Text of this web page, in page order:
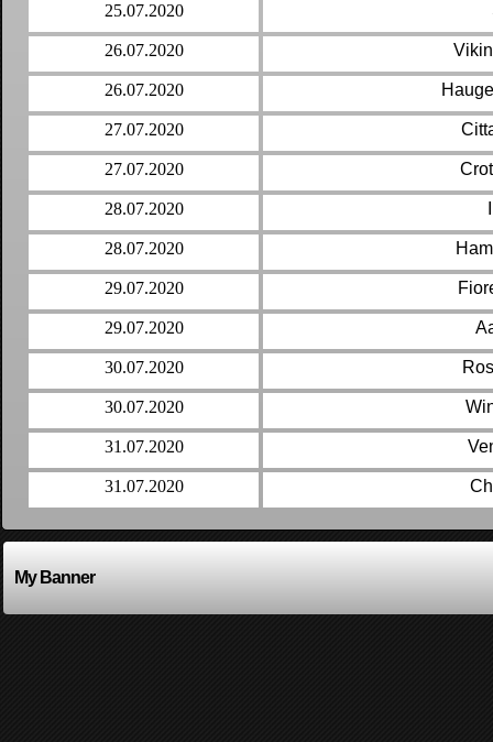
25.07.2020
26.07.2020
26.07.2020
27.07.2020
27.07.2020
28.07.2020
28.07.2020
29.07.2020
29.07.2020
30.07.2020
30.07.2020
31.07.2020
31.07.2020
My Banner